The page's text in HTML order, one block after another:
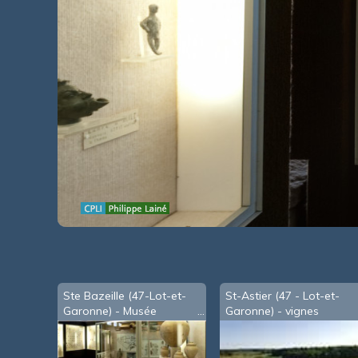
Ste Bazeille (47-Lot-et-
Garonne) - Musée
archéologique Larroderie
St-Astier (47 - Lot-et-
Garonne) - vignes